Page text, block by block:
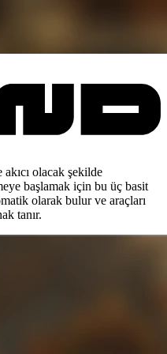
olacak şekilde
başlamak için bu üç basit
olarak bulur ve araçları
tanır.